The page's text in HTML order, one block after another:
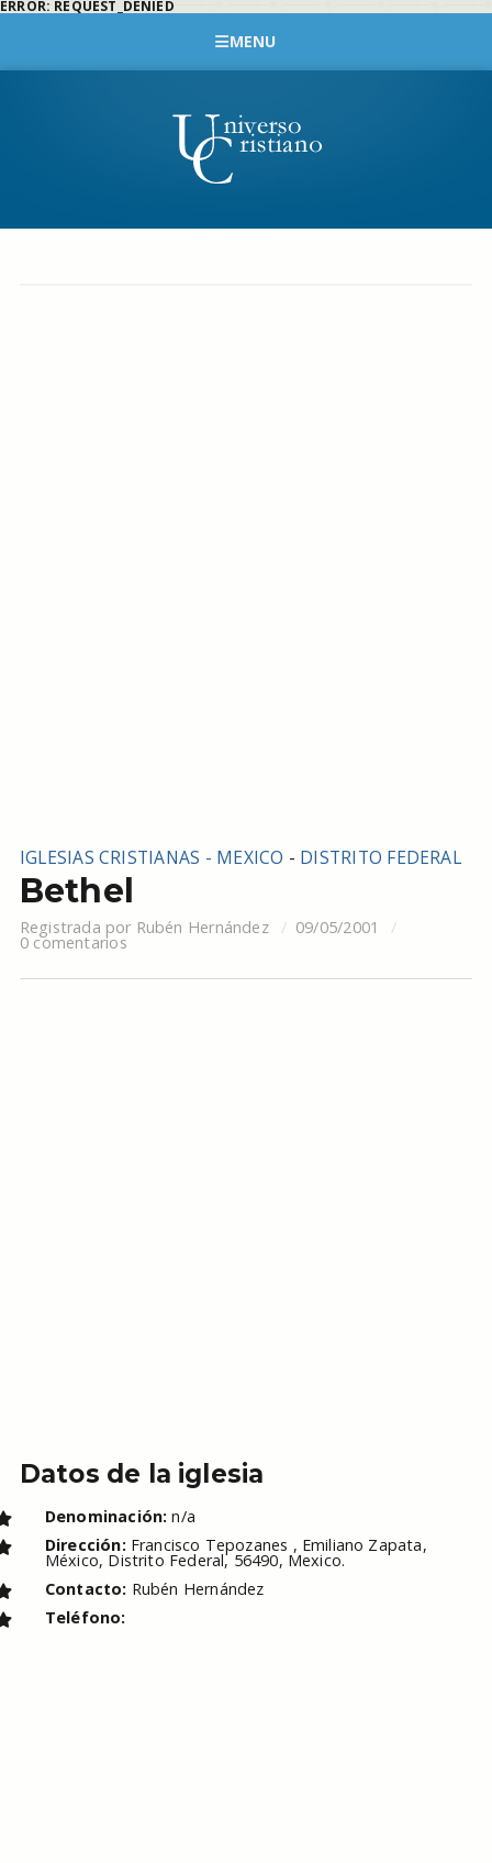
ERROR: REQUEST_DENIED
MENU
IGLESIAS CRISTIANAS - MEXICO - DISTRITO FEDERAL
Bethel
Registrada por Rubén Hernández 09/05/2001
0 comentarios
Datos de la iglesia
Denominación: n/a
Dirección: Francisco Tepozanes , Emiliano Zapata,
México, Distrito Federal, 56490, Mexico.
Contacto: Rubén Hernández
Teléfono: